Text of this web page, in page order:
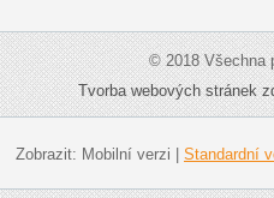
© 2018 Všechna
Tvorba webových stránek
Zobrazit: Mobilní verzi Standardní